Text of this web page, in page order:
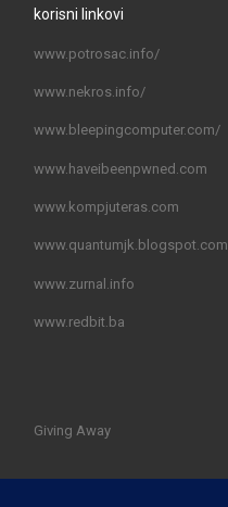
korisni linkovi
www.potrosac.info/
www.nekros.info/
www.bleepingcomputer.com/
www.haveibeenpwned.com
www.kompjuteras.com
www.quantumjk.blogspot.com
www.zurnal.info
www.redbit.ba
Giving Away